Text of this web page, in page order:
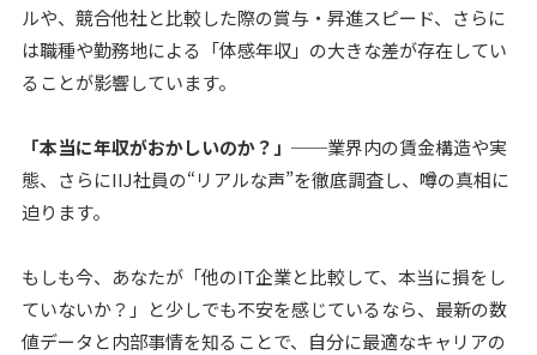
ルや、競合他社と比較した際の賞与・昇進スピード、さらに
は職種や勤務地による「体感年収」の大きな差が存在してい
ることが影響しています。
「本当に年収がおかしいのか？」──業界内の賃金構造や実
態、さらにIIJ社員の“リアルな声”を徹底調査し、噂の真相に
迫ります。
もしも今、あなたが「他のIT企業と比較して、本当に損をし
ていないか？」と少しでも不安を感じているなら、最新の数
値データと内部事情を知ることで、自分に最適なキャリアの